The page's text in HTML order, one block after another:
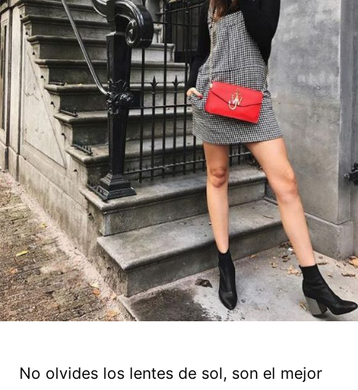
No olvides los lentes de sol, son el mejor